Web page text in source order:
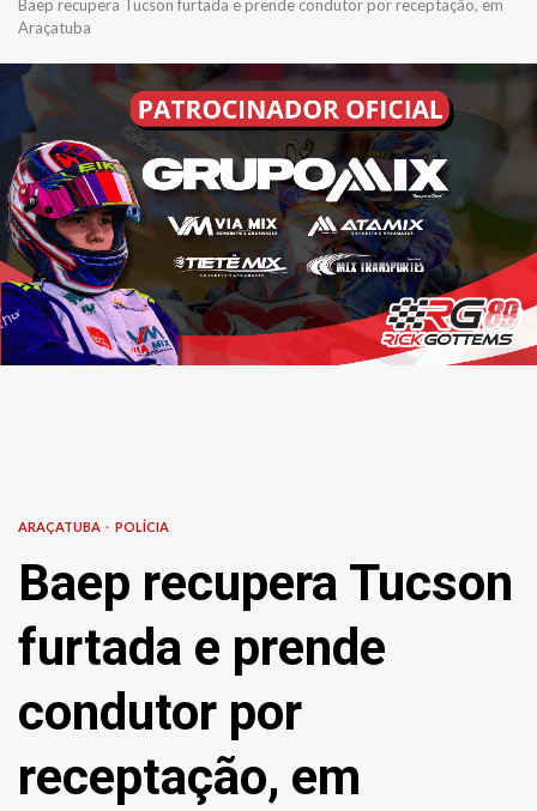
Baep recupera Tucson furtada e prende condutor por receptação, em
Araçatuba
ARAÇATUBA POLÍCIA
Baep recupera Tucson
furtada e prende
condutor por
receptação, em